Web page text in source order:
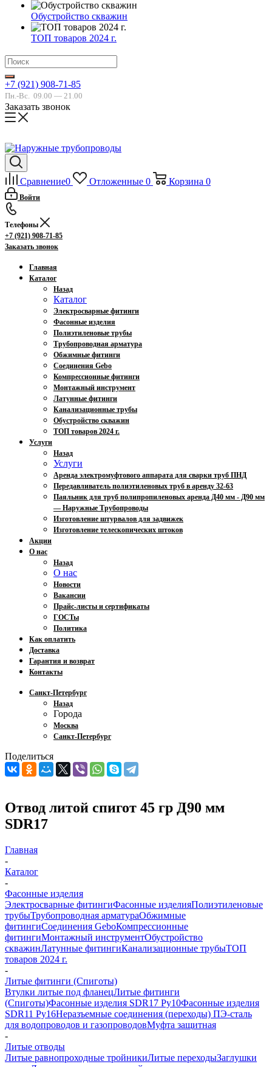
Обустройство скважин
ТОП товаров 2024 г.
+7 (921) 908-71-85
Пн.-Вс. 09.00 — 21.00
Заказать звонок
Сравнение0 Отложенные 0 Корзина 0
Войти
Телефоны
+7 (921) 908-71-85
Заказать звонок
Главная
Каталог
Назад
Каталог
Электросварные фитинги
Фасонные изделия
Полиэтиленовые трубы
Трубопроводная арматура
Обжимные фитинги
Соединения Gebo
Компрессионные фитинги
Монтажный инструмент
Латунные фитинги
Канализационные трубы
Обустройство скважин
ТОП товаров 2024 г.
Услуги
Назад
Услуги
Аренда электромуфтового аппарата для сварки труб ПНД
Передавливатель полиэтиленовых труб в аренду 32-63
Паяльник для труб полипропиленовых аренда Д40 мм - Д90 мм
— Наружные Трубопроводы
Изготовление штурвалов для задвижек
Изготовление телескопических штоков
Акции
О нас
Назад
О нас
Новости
Вакансии
Прайс-листы и сертификаты
ГОСТы
Политика
Как оплатить
Доставка
Гарантия и возврат
Контакты
Санкт-Петербург
Назад
Города
Москва
Санкт-Петербург
Поделиться
Отвод литой спигот 45 гр Д90 мм
SDR17
Главная
-
Каталог
-
Фасонные изделия
Электросварные фитингиФасонные изделияПолиэтиленовые
трубыТрубопроводная арматураОбжимные
фитингиСоединения GeboКомпрессионные
фитингиМонтажный инструментОбустройство
скважинЛатунные фитингиКанализационные трубыТОП
товаров 2024 г.
-
Литые фитинги (Спиготы)
Втулки литые под фланецЛитые фитинги
(Спиготы)Фасонные изделия SDR17 Ру10Фасонные изделия
SDR11 Ру16Неразъемные соединения (переходы) ПЭ-сталь
для водопроводов и газопроводовМуфта защитная
-
Литые отводы
Литые равнопроходные тройникиЛитые переходыЗаглушки